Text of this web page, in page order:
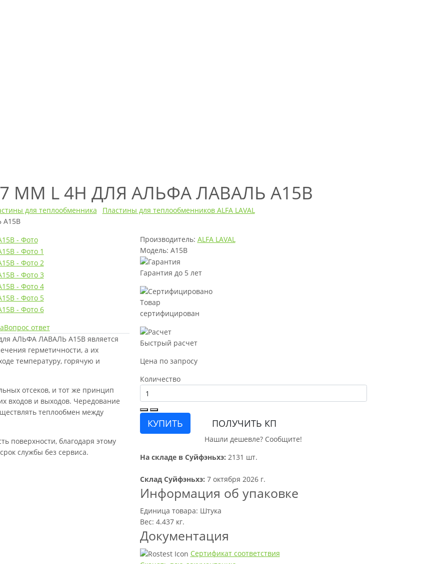
ММ L 4H ДЛЯ АЛЬФА ЛАВАЛЬ A15B
для теплообменника
Пластины для теплообменников ALFA LAVAL
Вопрос ответ
АЛЬФА ЛАВАЛЬ A15B является
герметичности, а их
температуру, горячую и
отсеков, и тот же принцип
входов и выходов. Чередование
теплообмен между
поверхности, благодаря этому
службы без сервиса.
Производитель: ALFA LAVAL
Модель: A15B
Гарантия до 5 лет
Товар
сертифицирован
Быстрый расчет
Цена по запросу
Количество
КУПИТЬ ПОЛУЧИТЬ КП
Нашли дешевле? Сообщите!
На складе в Суйфэньхэ: 2131 шт.
Склад Суйфэньхэ: 7 октября 2026 г.
Информация об упаковке
Единица товара: Штука
Вес: 4.437 кг.
Документация
Сертификат соответствия